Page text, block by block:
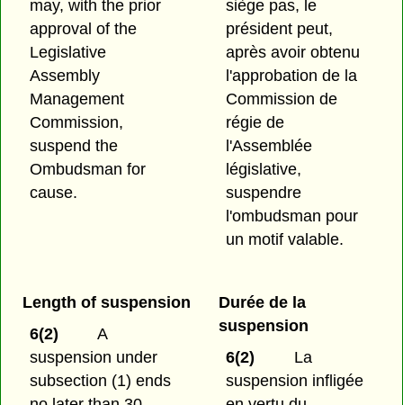
may, with the prior
approval of the
Legislative
Assembly
Management
Commission,
suspend the
Ombudsman for
cause.
siège pas, le
président peut,
après avoir obtenu
l'approbation de la
Commission de
régie de
l'Assemblée
législative,
suspendre
l'ombudsman pour
un motif valable.
Length of suspension
6(2)
A
suspension under
subsection (1) ends
Durée de la
suspension
6(2)
La
suspension infligée